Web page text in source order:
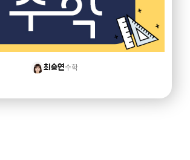
최승연수학